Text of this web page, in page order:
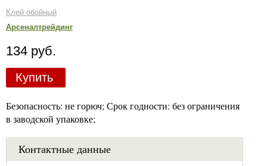
Клей обойный
Арсеналтрейдинг
134 руб.
Купить
Безопасность: не горюч; Срок годности: без ограничения
в заводской упаковке;
Контактные данные